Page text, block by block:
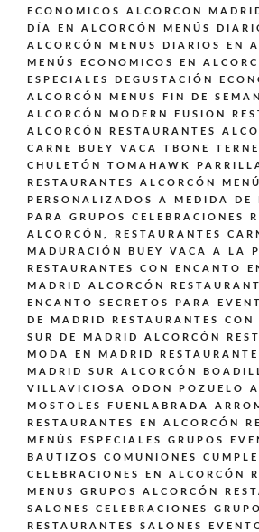
ECONOMICOS ALCORCON
DÍA EN ALCORCÓN
MENÚS
ALCORCÓN
MENUS DIARIOS EN
MENÚS ECONOMICOS EN
ESPECIALES DEGUSTACIÓN
ALCORCÓN
MENUS FIN DE
ALCORCÓN
MODERN FUSION
ALCORCÓN
RESTAURANTES
CARNE BUEY VACA TBONE
CHULETÓN TOMAHAWK
RESTAURANTES ALCORCÓN
PERSONALIZADOS A MEDIDA DE
PARA GRUPOS CELEBRACIONES
ALCORCÓN,
RESTAURANTES
MADURACIÓN BUEY VACA A LA
RESTAURANTES CON ENCANTO
MADRID ALCORCÓN
ENCANTO SECRETOS PARA
DE MADRID
RESTAURANTES
SUR DE MADRID ALCORCÓN
MODA EN MADRID
MADRID SUR ALCORCÓN
VILLAVICIOSA ODON POZUELO
MOSTOLES FUENLABRADA
RESTAURANTES EN ALCORCÓN
MENÚS ESPECIALES GRUPOS
BAUTIZOS COMUNIONES
CELEBRACIONES EN ALCORCÓN
MENUS GRUPOS ALCORCÓN
SALONES CELEBRACIONES
RESTAURANTES SALONES